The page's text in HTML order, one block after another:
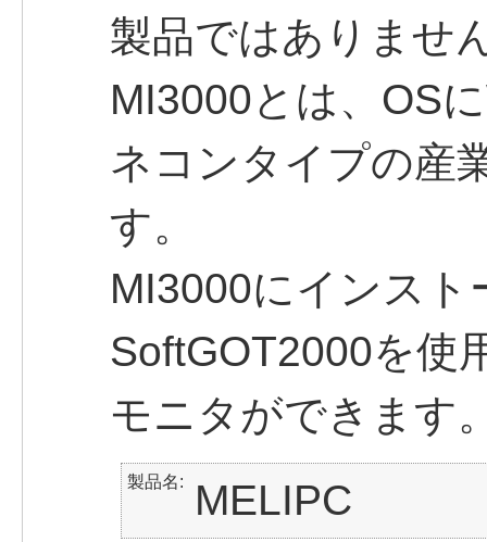
製品ではありませ
MI3000とは、OS
ネコンタイプの産
す。
MI3000にインス
SoftGOT2000を使
モニタができます
製品名 MELIPC